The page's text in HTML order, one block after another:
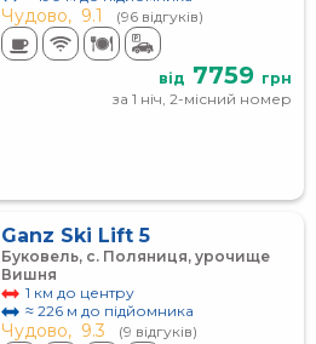
Чудово, 9.1 (96 відгуків)
від 7759 грн
за 1 ніч, 2-місний номер
Ganz Ski Lift 5
Буковель, с. Поляниця, урочище
Вишня
1 км до центру
≈ 226 м до підйомника
Чудово, 9.3 (9 відгуків)